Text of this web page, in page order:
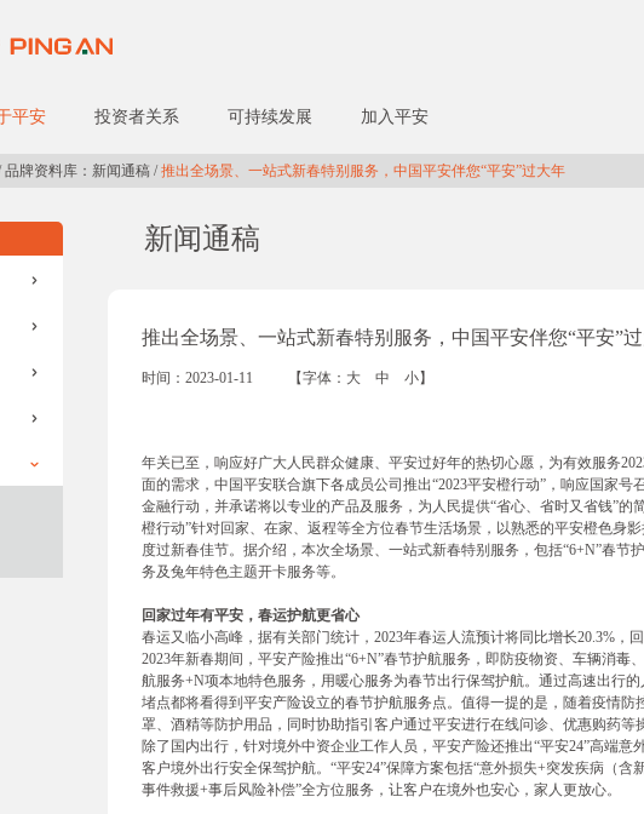
平安 投资者关系 可持续发展 加入平安
品牌资料库：新闻通稿 / 推出全场景、一站式新春特别服务，中国平安伴您“平安”过大年
新闻通稿
推出全场景、一站式新春特别服务，中国平安伴您“平安”
时间：2023-01-11 【字体： 大 中 小】
年关已至，响应好广大人民群众健康、平安过好年的热切心愿，为有效服务
面的需求，中国平安联合旗下各成员公司推出“2023平安橙行动”，响应国家
金融行动，并承诺将以专业的产品及服务，为人民提供“省心、省时又省钱”的
橙行动”针对回家、在家、返程等全方位春节生活场景，以熟悉的平安橙色身
度过新春佳节。据介绍，本次全场景、一站式新春特别服务，包括“6+N”春节
务及兔年特色主题开卡服务等。
回家过年有平安，春运护航更省心
春运又临小高峰，据有关部门统计，2023年春运人流预计将同比增长20.3%，
2023年新春期间，平安产险推出“6+N”春节护航服务，即防疫物资、车辆消
航服务+N项本地特色服务，用暖心服务为春节出行保驾护航。通过高速出行
堵点都将看得到平安产险设立的春节护航服务点。值得一提的是，随着疫情
罩、酒精等防护用品，同时协助指引客户通过平安进行在线问诊、优惠购药等
除了国内出行，针对境外中资企业工作人员，平安产险还推出“平安24”高端
客户境外出行安全保驾护航。“平安24”保障方案包括“意外损失+突发疾病（
事件救援+事后风险补偿”全方位服务，让客户在境外也安心，家人更放心。